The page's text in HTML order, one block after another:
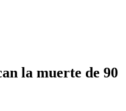
la muerte de 90